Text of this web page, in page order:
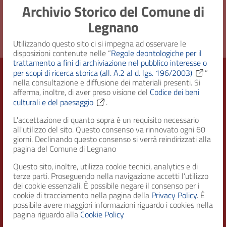
Archivio Storico del Comune di
Legnano
Utilizzando questo sito ci si impegna ad osservare le
disposizioni contenute nelle “Regole deontologiche per il
trattamento a fini di archiviazione nel pubblico interesse o
per scopi di ricerca storica (all. A.2 al d. lgs. 196/2003)
”
nella consultazione e diffusione dei materiali presenti. Si
afferma, inoltre, di aver preso visione del Codice dei beni
culturali e del paesaggio
.
L'accettazione di quanto sopra è un requisito necessario
all'utilizzo del sito. Questo consenso va rinnovato ogni 60
giorni. Declinando questo consenso si verrà reindirizzati alla
pagina del Comune di Legnano
Questo sito, inoltre, utilizza cookie tecnici, analytics e di
terze parti. Proseguendo nella navigazione accetti l’utilizzo
dei cookie essenziali. È possibile negare il consenso per i
cookie di tracciamento nella pagina della Privacy Policy. È
possibile avere maggiori informazioni riguardo i cookies nella
pagina riguardo alla Cookie Policy
Diritto d'accesso Uso pubblico
Città di Legnano – Archivio Storico
RECAPITI
Indirizzo
Piazza San Magno 9
20025, Legnano (MI)
Telefono
(+39) 0331471111